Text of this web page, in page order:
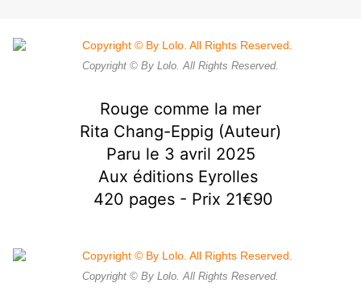
Copyright © By Lolo. All Rights Reserved.
Rouge comme la mer
Rita Chang-Eppig (Auteur)
Paru le 3 avril 2025
Aux éditions Eyrolles
420 pages - Prix 21€90
Copyright © By Lolo. All Rights Reserved.